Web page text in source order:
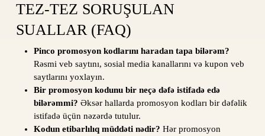
TEZ-TEZ SORUŞULAN
SUALLAR (FAQ)
Pinco promosyon kodlarını haradan tapa bilərəm?
Rəsmi veb saytını, sosial media kanallarını və kupon veb
saytlarını yoxlayın.
Bir promosyon kodunu bir neçə dəfə istifadə edə
bilərəmmi? Əksər hallarda promosyon kodları bir dəfəlik
istifadə üçün nəzərdə tutulur.
Kodun etibarlılıq müddəti nədir? Hər promosyon